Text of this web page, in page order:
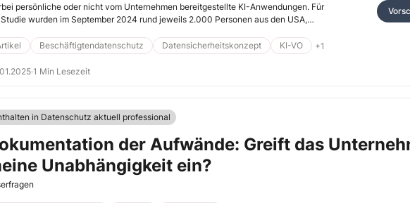
persönliche oder nicht vom Unternehmen bereitgestellte KI-Anwendungen. Für
wurden im September 2024 rund jeweils 2.000 Personen aus den USA,
beschäftigt sind:
Beschäftigtendatenschutz Datensicherheitskonzept KI-VO +1
·1 Min Lesezeit
in Datenschutz aktuell professional
der Aufwände: Greift das
Unabhängigkeit ein?